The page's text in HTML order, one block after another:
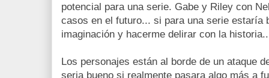
potencial para una serie. Gabe y Riley con
casos en el futuro... si para una serie estaría
imaginación y hacerme delirar con la
Los personajes están al borde de un ataque
seria bueno si realmente pasara algo más a